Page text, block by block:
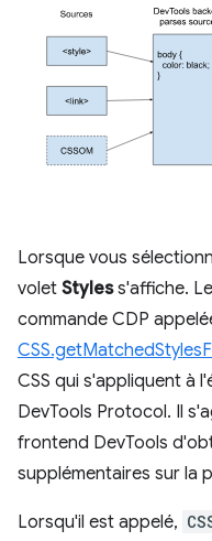
Lorsque vous
volet Styless'affiche.
commande CDP
CSS qui s'appliquent à
DevTools Protocol. Il
frontend DevTools
supplémentaires sur la
Lorsqu'il est appelé,